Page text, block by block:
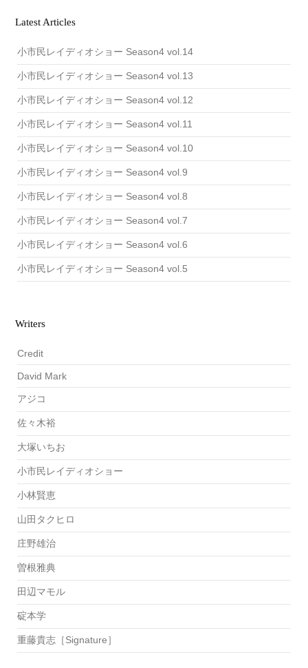
v
Latest Articles
小市民レイディオショー Season4 vol.14
小市民レイディオショー Season4 vol.13
小市民レイディオショー Season4 vol.12
小市民レイディオショー Season4 vol.11
小市民レイディオショー Season4 vol.10
小市民レイディオショー Season4 vol.9
小市民レイディオショー Season4 vol.8
小市民レイディオショー Season4 vol.7
小市民レイディオショー Season4 vol.6
小市民レイディオショー Season4 vol.5
Writers
Credit
David Mark
アジコ
佐々木裕
大塚いちお
小市民レイディオショー
小林賢恵
山田タクヒロ
庄野雄治
曽根雅典
田辺マモル
碇本学
重藤貴志［Signature］